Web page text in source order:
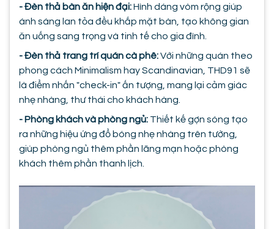
- Đèn thả bàn ăn hiện đại:Hình dáng vòm rộng giúp
ánh sáng lan tỏa đều khắp mặt bàn, tạo không gian
ăn uống sang trọng và tinh tế cho gia đình.
- Đèn thả trang trí quán cà phê:Với những quán theo
phong cách Minimalism hay Scandinavian, THD91 sẽ
là điểm nhấn "check-in" ấn tượng, mang lại cảm giác
nhẹ nhàng, thư thái cho khách hàng.
- Phòng khách và phòng ngủ: Thiết kế gợn sóng tạo
ra những hiệu ứng đổ bóng nhẹ nhàng trên tường,
giúp phòng ngủ thêm phần lãng mạn hoặc phòng
khách thêm phần thanh lịch.